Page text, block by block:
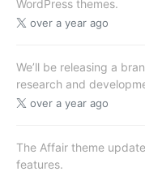
WordPress themes.
over a year ago
We’ll be releasing a
research and
over a year ago
The Affair theme
features.